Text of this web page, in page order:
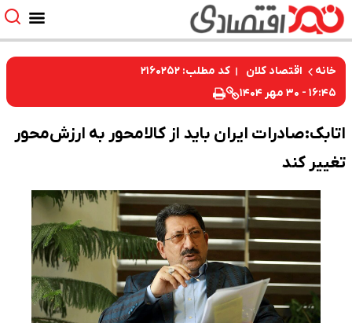
خانه اقتصاد کلان
کد مطلب: ۲۱۶۰۲۵۲
۱۶:۴۵ - ۳۰ مهر ۱۴۰۴
اتابک:صادرات ایران باید از کالامحور به ارزش‌محور
تغییر کند